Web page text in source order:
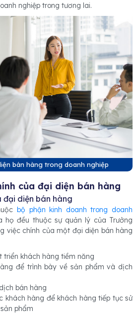
nghiệp trong tương lai.
bán hàng trong doanh nghiệp
của đại diện bán hàng
đại diện bán hàng
bộ phận kinh doanh trong doanh
họ đều thuộc sự quản lý của Trưởng
việc chính của một đại diện bán hàng
triển khách hàng tiềm năng
để trình bày về sản phẩm và dịch
bán hàng
khách hàng để khách hàng tiếp tục sử
phẩm